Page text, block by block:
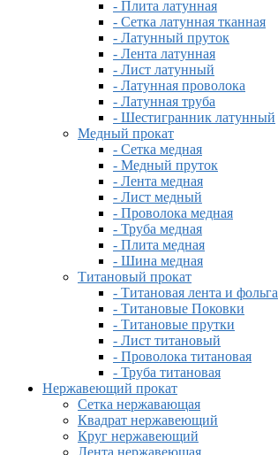
- Плита латунная
- Сетка латунная тканная
- Латунный пруток
- Лента латунная
- Лист латунный
- Латунная проволока
- Латунная труба
- Шестигранник латунный
Медный прокат
- Сетка медная
- Медный пруток
- Лента медная
- Лист медный
- Проволока медная
- Труба медная
- Плита медная
- Шина медная
Титановый прокат
- Титановая лента и фольга
- Титановые Поковки
- Титановые прутки
- Лист титановый
- Проволока титановая
- Труба титановая
Нержавеющий прокат
Сетка нержавающая
Квадрат нержавеющий
Круг нержавеющий
Лента нержавеющая